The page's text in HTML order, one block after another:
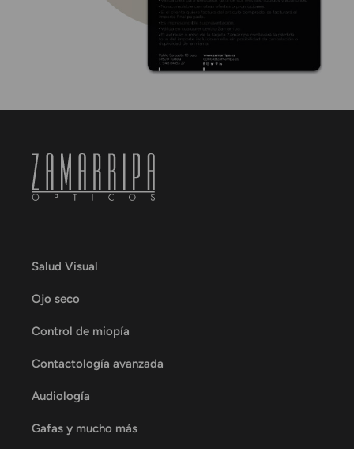
Salud Visual
Ojo seco
Control de miopía
Contactología avanzada
Audiología
Gafas y mucho más